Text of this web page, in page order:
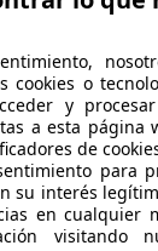
Sin
km
Electro/
cookies o
y
a esta página
de
para
su interés
en cualquier
visitando